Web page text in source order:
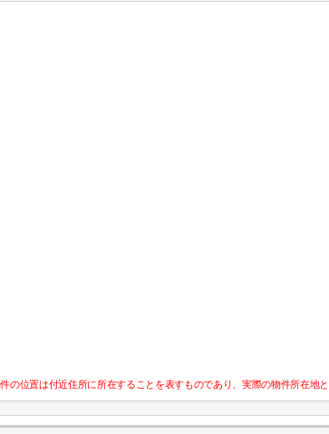
の位置は付近住所に所在することを表すものであり、実際の物件所在地と